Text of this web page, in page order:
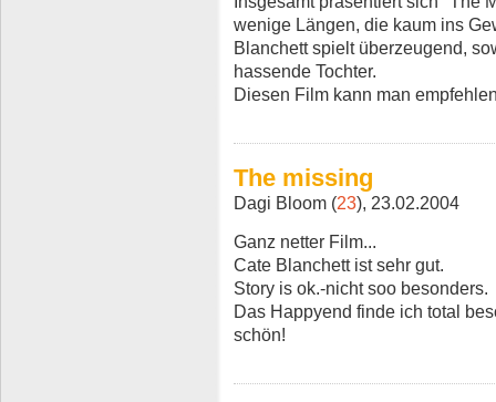
wenige Längen, die kaum ins
Blanchett spielt überzeugend,
hassende Tochter.
Diesen Film kann man
The missing
Dagi Bloom (23), 23.02.2004
Ganz netter Film...
Cate Blanchett ist sehr gut.
Story is ok.-nicht soo besonders.
Das Happyend finde ich total
schön!